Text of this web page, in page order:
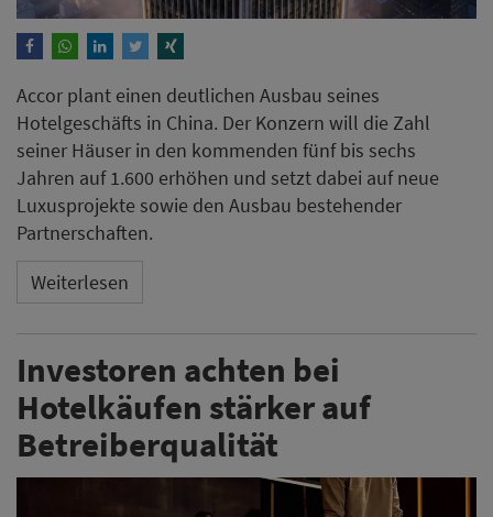
Accor plant einen deutlichen Ausbau seines
Hotelgeschäfts in China. Der Konzern will die Zahl
seiner Häuser in den kommenden fünf bis sechs
Jahren auf 1.600 erhöhen und setzt dabei auf neue
Luxusprojekte sowie den Ausbau bestehender
Partnerschaften.
Weiterlesen
Investoren achten bei
Hotelkäufen stärker auf
Betreiberqualität